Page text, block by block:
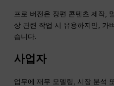
프로 버전은 장편 콘텐츠 제작,
상 관련 작업 시 유용하지만, 가
습니다.
사업자
업무에 재무 모델링, 시장 분석